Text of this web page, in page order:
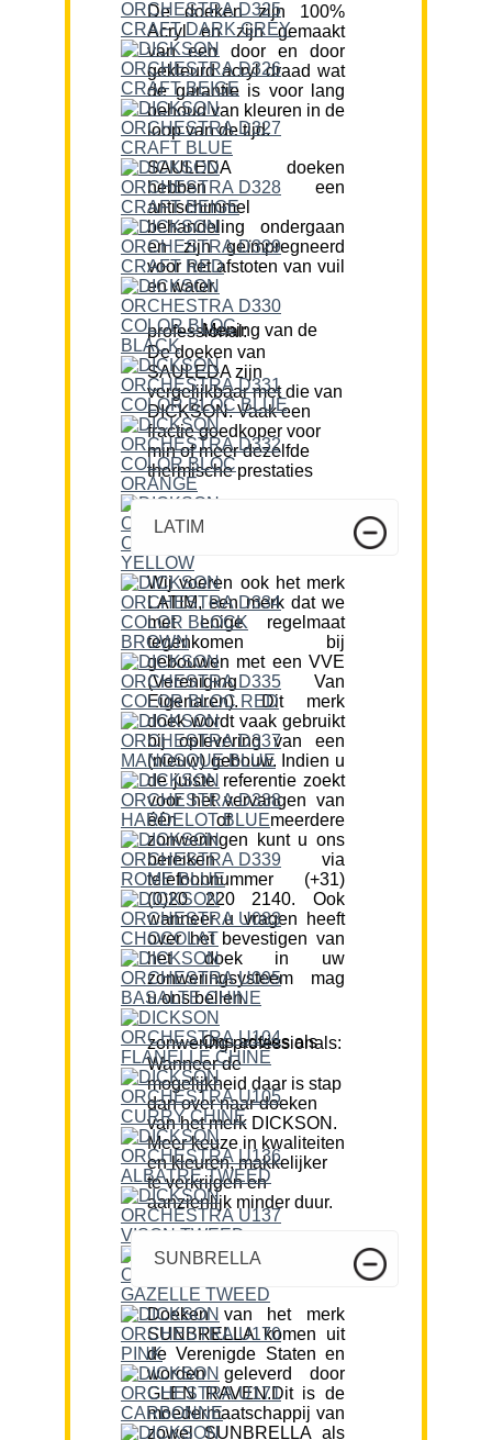
De doeken zijn 100%
Acryl en zijn gemaakt
van een door en door
gekleurd acryl draad wat
de garantie is voor lang
behoud van kleuren in de
loop van de tijd.
SAULEDA doeken
hebben een
antischimmel
behandeling ondergaan
en zijn geïmpregneerd
voor het afstoten van vuil
en water.
Mening van de professional:
De doeken van
SAULEDA zijn
vergelijkbaar met die van
DICKSON. Vaak een
fractie goedkoper voor
min of meer dezelfde
thermische prestaties
LATIM
Wij voeren ook het merk
LATIM, een merk dat we
met enige regelmaat
tegenkomen bij
gebouwen met een VVE
(Vereniging Van
Eigenaren). Dit merk
doek wordt vaak gebruikt
bij oplevering van een
(nieuw) gebouw. Indien u
de juiste referentie zoekt
voor het vervangen van
één of meerdere
zonweringen kunt u ons
bereiken via
telefoonnummer (+31)
(0)20 220 2140. Ook
wanneer u vragen heeft
over het bevestigen van
het doek in uw
zonweringsysteem mag
u ons bellen.
Ons advies als zonwering professionals:
Wanneer de
mogelijkheid daar is stap
dan over naar doeken
van het merk DICKSON.
Meer keuze in kwaliteiten
en kleuren, makkelijker
te verkrijgen en
aanzienlijk minder duur.
SUNBRELLA
Doeken van het merk
SUNBRELLA komen uit
de Verenigde Staten en
worden geleverd door
GLEN RAVEN.Dit is de
moedermaatschappij van
zowel SUNBRELLA als